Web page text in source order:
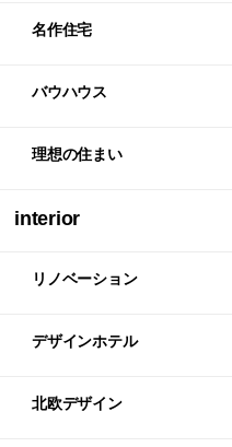
名作住宅
バウハウス
理想の住まい
interior
リノベーション
デザインホテル
北欧デザイン